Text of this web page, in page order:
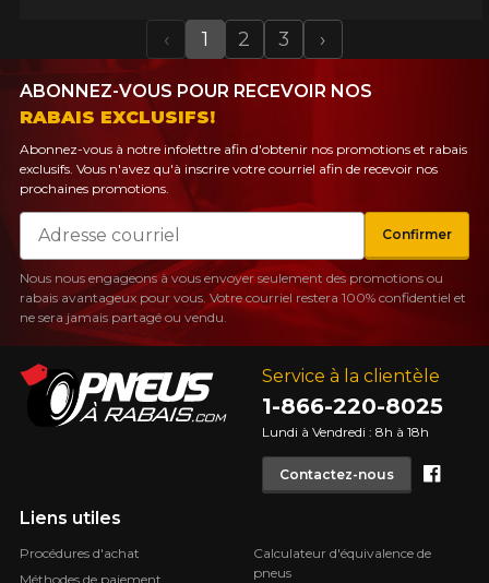
Previous
‹ 1 2 3 Next
›
Service à la clientèle
1-866-220-8025
Lundi à Vendredi : 8h à 18h
Contactez-nous
Liens utiles
Procédures d'achat
Méthodes de paiement
Calculateur d'équivalence de
pneus
ABONNEZ-VOUS POUR RECEVOIR NOS
RABAIS EXCLUSIFS!
Abonnez-vous à notre infolettre afin d'obtenir nos promotions et rabais
exclusifs. Vous n'avez qu'à inscrire votre courriel afin de recevoir nos
prochaines promotions.
Courriel
Confirmer
Nous nous engageons à vous envoyer seulement des promotions ou
rabais avantageux pour vous. Votre courriel restera 100% confidentiel et
ne sera jamais partagé ou vendu.